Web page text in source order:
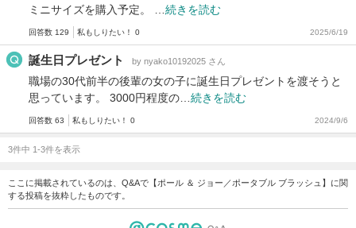
ミニサイズを購入予定。 … 続きを読む
回答数 129 私もしりたい！ 0 2025/6/19
誕生日プレゼント by nyako10192025 さん
職場の30代前半の後輩の女の子に誕生日プレゼントを渡そうと
思っています。 3000円程度の… 続きを読む
回答数 63 私もしりたい！ 0 2024/9/6
3件中 1-3件を表示
ここに掲載されているのは、Q&Aで【ポール ＆ ジョー／ポータブル ブラッシュ】に関
する投稿を抜粋したものです。